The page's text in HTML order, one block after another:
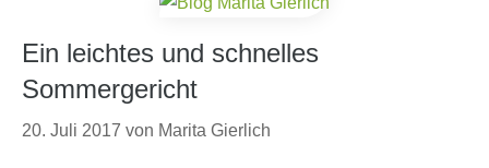
Ein leichtes und schnelles
Sommergericht
20. Juli 2017 von Marita Gierlich